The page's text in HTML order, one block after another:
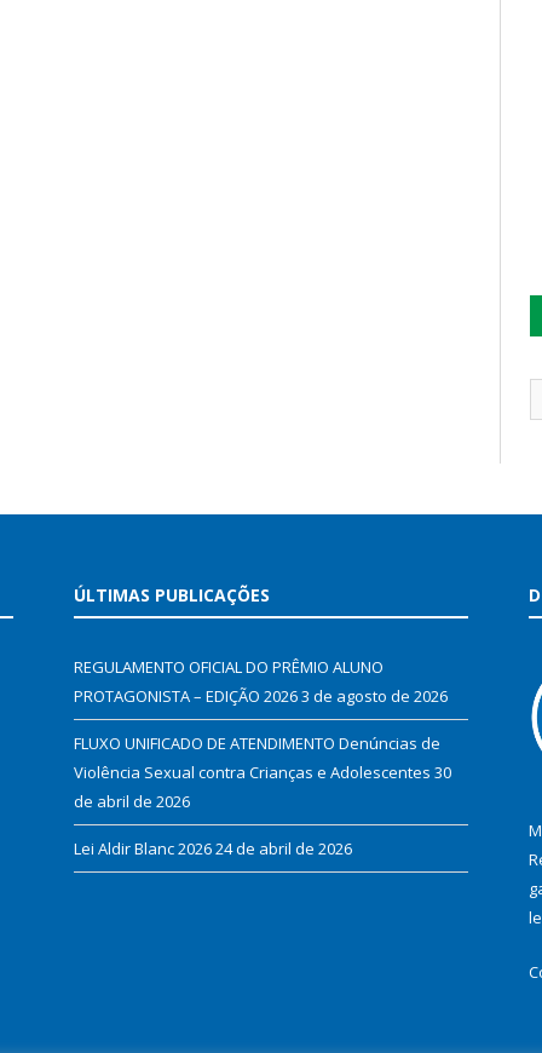
ÚLTIMAS PUBLICAÇÕES
REGULAMENTO OFICIAL DO PRÊMIO ALUNO
PROTAGONISTA – EDIÇÃO 20263 de agosto de 2026
FLUXO UNIFICADO DE ATENDIMENTO Denúncias de
Violência Sexual contra Crianças e Adolescentes 30
de abril de 2026
Lei Aldir Blanc 202624 de abril de 2026